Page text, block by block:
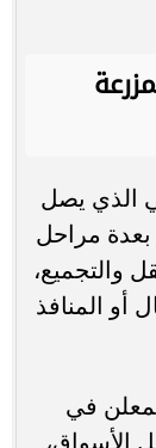
الذي يصل
بعدة مراحل
والتجميع،
أو المنافذ
في
الأسواق،